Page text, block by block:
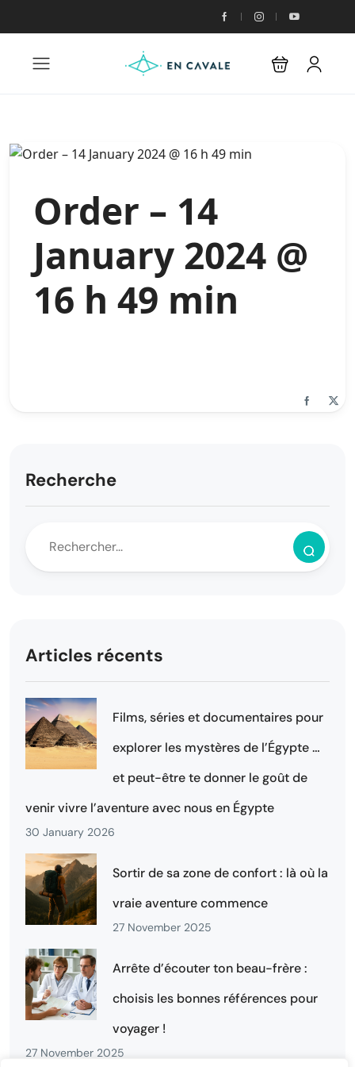
Order – 14
January 2024 @
16 h 49 min
Recherche
Articles récents
Films, séries et documentaires pour
explorer les mystères de l’Égypte …
et peut-être te donner le goût de
venir vivre l’aventure avec nous en Égypte
30 January 2026
Sortir de sa zone de confort : là où la
vraie aventure commence
27 November 2025
Arrête d’écouter ton beau-frère :
choisis les bonnes références pour
voyager !
27 November 2025